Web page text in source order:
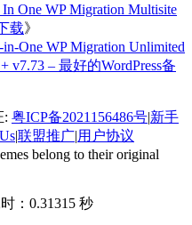
One WP Migration Multisite
载》
One WP Migration Unlimited
v7.73 – 最好的WordPress备
: 粤ICP备2021156486号|新手
|联盟推广|用户协议
belong to their original
：0.31315 秒